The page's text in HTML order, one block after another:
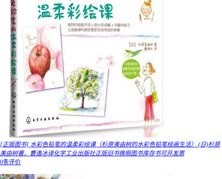
[正版图书] 水彩色铅笔的温柔彩绘课（杉原美由树的水彩色铅笔绘画生活） (日)杉原
美由树著，曹逸冰译化学工业出版社正版旧书微瑕图书库存书可开发票
0条评价